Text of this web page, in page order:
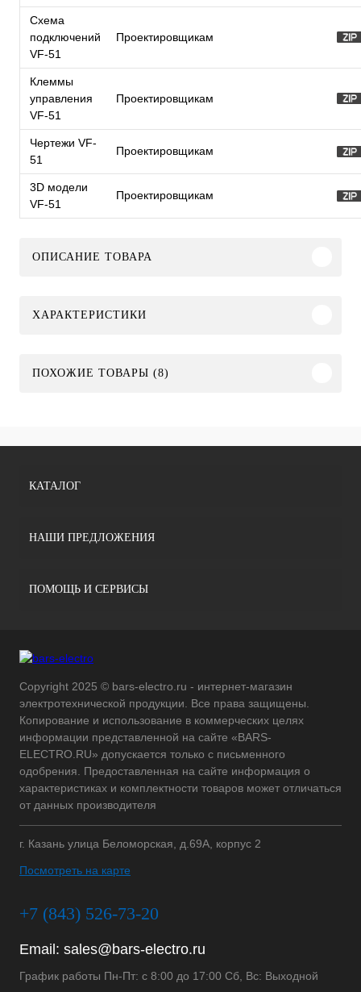
Схема
подключений
VF-51
Проектировщикам
Клеммы
управления
VF-51
Проектировщикам
Чертежи VF-
51
Проектировщикам
3D модели
VF-51
Проектировщикам
ОПИСАНИЕ ТОВАРА
ХАРАКТЕРИСТИКИ
ПОХОЖИЕ ТОВАРЫ (8)
КАТАЛОГ
НАШИ ПРЕДЛОЖЕНИЯ
ПОМОЩЬ И СЕРВИСЫ
Copyright 2025 © bars-electro.ru - интернет-магазин
электротехнической продукции. Все права защищены.
Копирование и использование в коммерческих целях
информации представленной на сайте «BARS-
ELECTRO.RU» допускается только с письменного
одобрения. Предоставленная на сайте информация о
характеристиках и комплектности товаров может отличаться
от данных производителя
г. Казань улица Беломорская, д.69А, корпус 2
Посмотреть на карте
+7 (843) 526-73-20
Email: sales@bars-electro.ru
График работы Пн-Пт: с 8:00 до 17:00 Сб, Вс: Выходной